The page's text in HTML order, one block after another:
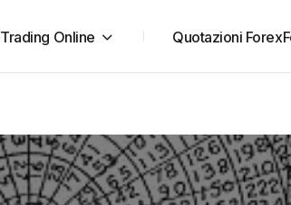
Trading Online Quotazioni Forex